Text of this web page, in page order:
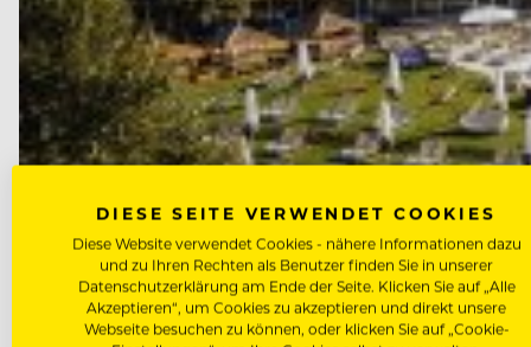
DIESE SEITE VERWENDET COOKIES
Diese Website verwendet Cookies - nähere Informationen dazu
und zu Ihren Rechten als Benutzer finden Sie in unserer
Datenschutzerklärung am Ende der Seite. Klicken Sie auf „Alle
Akzeptieren“, um Cookies zu akzeptieren und direkt unsere
Webseite besuchen zu können, oder klicken Sie auf „Cookie-